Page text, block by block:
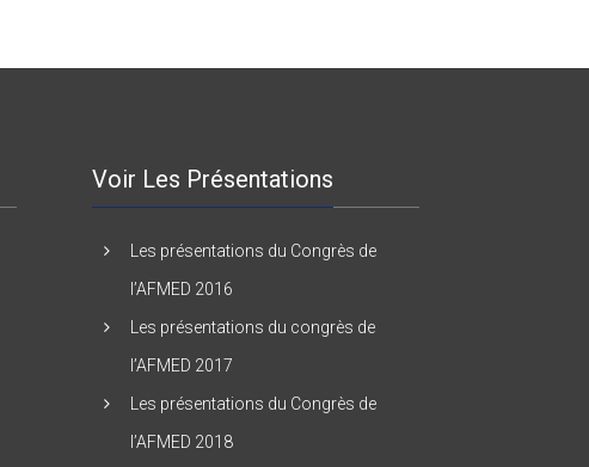
Voir Les Présentations
Les présentations du Congrès de
l’AFMED 2016
Les présentations du congrès de
l’AFMED 2017
Les présentations du Congrès de
l’AFMED 2018